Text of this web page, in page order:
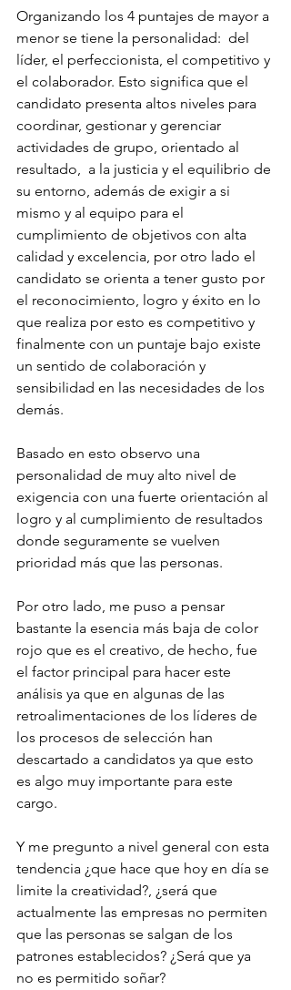
Organizando los 4 puntajes de mayor a
menor se tiene la personalidad:  del
líder, el perfeccionista, el competitivo y
el colaborador. Esto significa que el
candidato presenta altos niveles para
coordinar, gestionar y gerenciar
actividades de grupo, orientado al
resultado,  a la justicia y el equilibrio de
su entorno, además de exigir a si
mismo y al equipo para el
cumplimiento de objetivos con alta
calidad y excelencia, por otro lado el
candidato se orienta a tener gusto por
el reconocimiento, logro y éxito en lo
que realiza por esto es competitivo y
finalmente con un puntaje bajo existe
un sentido de colaboración y
sensibilidad en las necesidades de los
demás.
Basado en esto observo una
personalidad de muy alto nivel de
exigencia con una fuerte orientación al
logro y al cumplimiento de resultados
donde seguramente se vuelven
prioridad más que las personas.
Por otro lado, me puso a pensar
bastante la esencia más baja de color
rojo que es el creativo, de hecho, fue
el factor principal para hacer este
análisis ya que en algunas de las
retroalimentaciones de los líderes de
los procesos de selección han
descartado a candidatos ya que esto
es algo muy importante para este
cargo.
Y me pregunto a nivel general con esta
tendencia ¿que hace que hoy en día se
limite la creatividad?, ¿será que
actualmente las empresas no permiten
que las personas se salgan de los
patrones establecidos? ¿Será que ya
no es permitido soñar?